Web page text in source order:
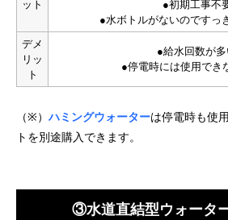
ット
●初期工事不
●水ボトルがないのですっ
デメ
リッ
ト
●給水回数が
●停電時には使用でき
（※）ハミングウォーターは停電時も使
トを別途購入できます。
③水道直結型ウォータ